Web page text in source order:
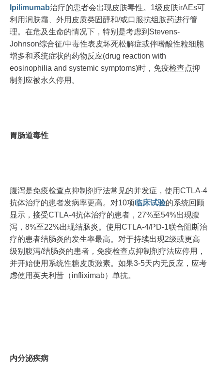
Ipilimumab治疗的患者会出现皮肤毒性。1级皮肤irAEs可
利用润肤霜、外用皮质类固醇和/或口服抗组胺药进行管
理。在危及生命的情况下，特别是考虑到Stevens‐
Johnson综合征/中毒性表皮坏死松解症或伴嗜酸性粒细胞
增多和系统症状的药物反应(drug reaction with
eosinophilia and systemic symptoms)时，免疫检查点抑
制剂应被永久停用。
胃肠道毒性
腹泻是免疫检查点抑制剂疗法常见的并发症，使用CTLA‐4
抗体治疗的患者发病率更高。对10项临床试验的系统回顾
显示，接受CTLA‐4抗体治疗的患者，27%至54%出现腹
泻，8%至22%出现结肠炎。使用CTLA‐4/PD‐1联合阻断治
疗的患者结肠炎的发生率最高。对于持续出现2级或更高
级别腹泻/结肠炎的患者，免疫检查点抑制剂疗法应停用，
并开始使用系统性糖皮质激素。如果3-5天内无反应，应考
虑使用英夫利昔（infliximab）单抗。
内分泌疾病